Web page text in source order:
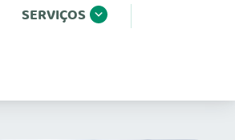
SERVIÇOS